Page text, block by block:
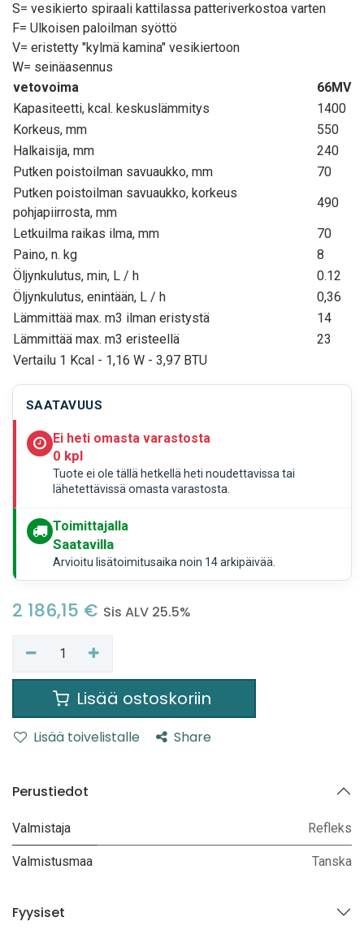
S= vesikierto spiraali kattilassa patteriverkostoa varten
F= Ulkoisen paloilman syöttö
V= eristetty "kylmä kamina" vesikiertoon
W= seinäasennus
vetovoima
66MV
Kapasiteetti, kcal. keskuslämmitys
1400
Korkeus, mm
550
Halkaisija, mm
240
Putken poistoilman savuaukko, mm
70
Putken poistoilman savuaukko, korkeus
pohjapiirrosta, mm
490
Letkuilma raikas ilma, mm
70
Paino, n. kg
8
Öljynkulutus, min, L / h
0.12
Öljynkulutus, enintään, L / h
0,36
Lämmittää max. m3 ilman eristystä
14
Lämmittää max. m3 eristeellä
23
Vertailu 1 Kcal - 1,16 W - 3,97 BTU
SAATAVUUS
Ei heti omasta varastosta
0 kpl
Tuote ei ole tällä hetkellä heti noudettavissa tai
lähetettävissä omasta varastosta.
Toimittajalla
Saatavilla
Arvioitu lisätoimitusaika noin 14 arkipäivää.
2 186,15 € Sis ALV 25.5%
Lisää ostoskoriin
Lisää toivelistalle Share
Perustiedot
Valmistaja Refleks
Valmistusmaa Tanska
Fyysiset